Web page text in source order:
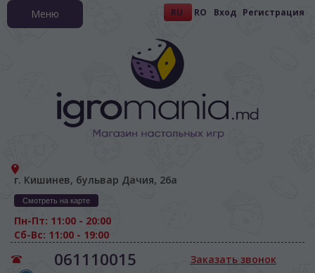
RU RO Вход Регистрация
г. Кишинев, бульвар Дачия, 26а
Смотреть на карте
Пн-Пт: 11:00 - 20:00
Сб-Вс: 11:00 - 19:00
061110015
Заказать звонок
Меню